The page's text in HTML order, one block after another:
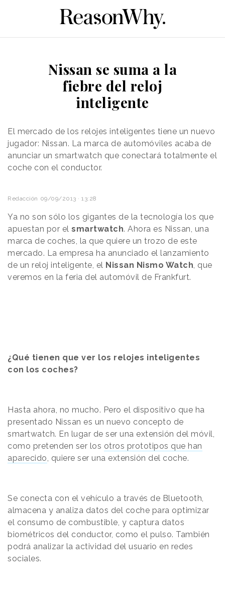
Nissan se suma a la
fiebre del reloj
inteligente
El mercado de los relojes inteligentes tiene un nuevo
jugador: Nissan. La marca de automóviles acaba de
anunciar un smartwatch que conectará totalmente el
coche con el conductor.
Redacción 09/09/2013 · 13:28
Ya no son sólo los gigantes de la tecnología los que
apuestan por el smartwatch. Ahora es Nissan, una
marca de coches, la que quiere un trozo de este
mercado. La empresa ha anunciado el lanzamiento
de un reloj inteligente, el Nissan Nismo Watch , que
veremos en la feria del automóvil de Frankfurt.
¿Qué tienen que ver los relojes inteligentes
con los coches?
Hasta ahora, no mucho. Pero el dispositivo que ha
presentado Nissan es un nuevo concepto de
smartwatch. En lugar de ser una extensión del móvil,
como pretenden ser los otros prototipos que han
aparecido , quiere ser una extensión del coche.
Se conecta con el vehículo a través de Bluetooth,
almacena y analiza datos del coche para optimizar
el consumo de combustible, y captura datos
biométricos del conductor, como el pulso. También
podrá analizar la actividad del usuario en redes
sociales.